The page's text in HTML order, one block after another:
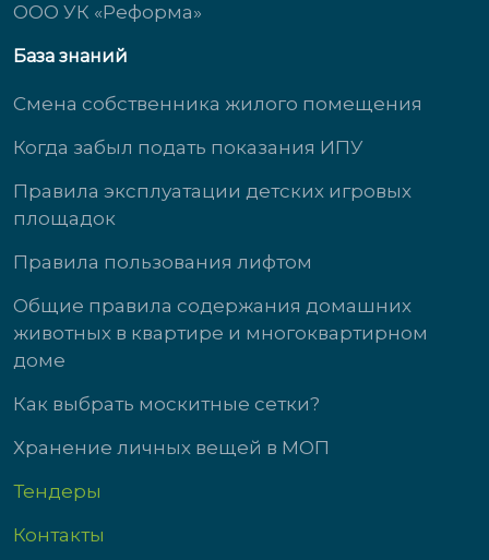
ООО УК «Реформа»
База знаний
Смена собственника жилого помещения
Когда забыл подать показания ИПУ
Правила эксплуатации детских игровых
площадок
Правила пользования лифтом
Общие правила содержания домашних
животных в квартире и многоквартирном
доме
Как выбрать москитные сетки?
Хранение личных вещей в МОП
Тендеры
Контакты